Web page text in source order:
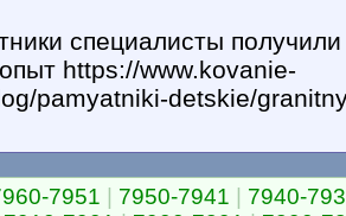
специалисты
https://www.kovanie-
pamyatniki-detskie/
7951 7950-7941
7940-